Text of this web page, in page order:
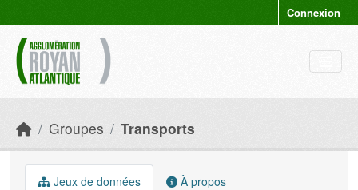
Connexion
Groupes Transports
Jeux de données À propos